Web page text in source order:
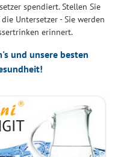
spendiert. Stellen Sie
Untersetzer - Sie werden
erinnert.
und unsere besten